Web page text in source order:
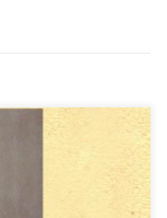
van